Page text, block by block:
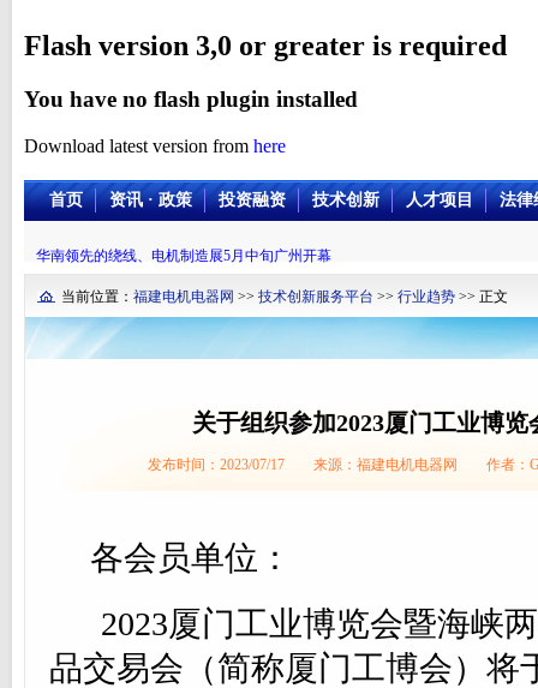
Flash version 3,0 or greater is required
You have no flash plugin installed
Download latest version from here
首页 资讯 · 政策 投资融资 技术创新 人才项目 法律
华南领先的绕线、电机制造展5月中旬广州开幕
当前位置： 福建电机电器网 >> 技术创新服务平台 >> 行业趋势 >> 正文
关于组织参加2023厦门工业博览
发布时间：2023/07/17 来源：福建电机电器网 作
各会员单位：
2023厦门工业博览会暨海峡
品交易会（简称厦门工博会）将